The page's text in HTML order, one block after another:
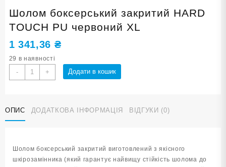
Шолом боксерський закритий HARD
TOUCH PU червоний XL
1 341,36 ₴
29 в наявності
-
Шолом
боксерський
TOUCH
PU
+ Додати в кошик
ОПИС ДОДАТКОВА ІНФОРМАЦІЯ ВІДГУКИ (0)
Шолом боксерський закритий виготовлений з якісного
шкірозамінника (який гарантує найвищу стійкість шолома до